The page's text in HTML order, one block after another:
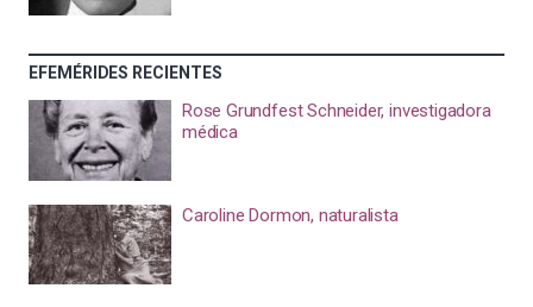
EFEMÉRIDES RECIENTES
Rose Grundfest Schneider, investigadora
médica
Caroline Dormon, naturalista